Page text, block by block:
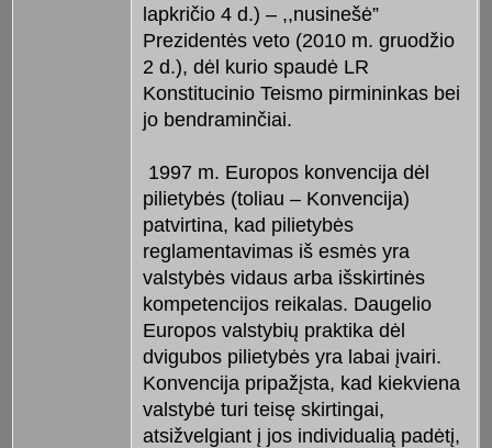
lapkričio 4 d.) – ,,nusinešė”
Prezidentės veto (2010 m. gruodžio
2 d.), dėl kurio spaudė LR
Konstitucinio Teismo pirmininkas bei
jo bendraminčiai.
1997 m. Europos konvencija dėl
pilietybės (toliau – Konvencija)
patvirtina, kad pilietybės
reglamentavimas iš esmės yra
valstybės vidaus arba išskirtinės
kompetencijos reikalas. Daugelio
Europos valstybių praktika dėl
dvigubos pilietybės yra labai įvairi.
Konvencija pripažįsta, kad kiekviena
valstybė turi teisę skirtingai,
atsižvelgiant į jos individualią padėtį,